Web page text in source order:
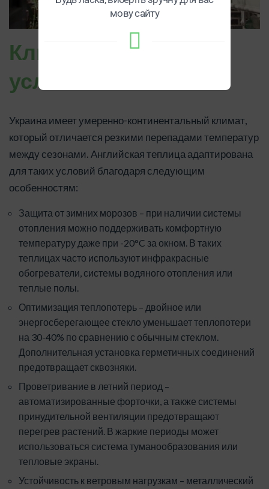
Климатические
условия
Украина имеет умеренно-континентальный климат,
который отличается резкими перепадами температур
между сезонами. Английская теплица адаптирована
для таких условий благодаря следующим
особенностям:
Защита от зимних морозов – при наличии системы
отопления можно поддерживать комфортную
температуру даже при -20°C за окном. В таких
теплицах часто используют инфракрасные
обогреватели, системы водяного отопления или
теплые полы.
Оптимизация теплопотерь – двойное или
энергосберегающее стекло уменьшает теплопотери
на 30-40% по сравнению с обычным стеклом.
Дополнительная установка герметичных соединений
предотвращает сквозняки.
Проветривание в летний период –
автоматизированные форточки, а также системы
принудительной вентиляции предотвращают
перегрев растений. В жаркие периоды может
использоваться система туманообразования или
тепловые экраны.
Устойчивость к ветровым нагрузкам – металлический
мову сайту